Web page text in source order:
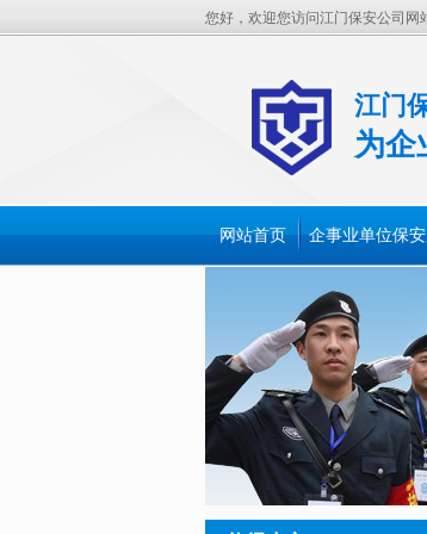
您好，欢迎您访问江门保安公司网
江门
为企
网站首页 企事业单位保